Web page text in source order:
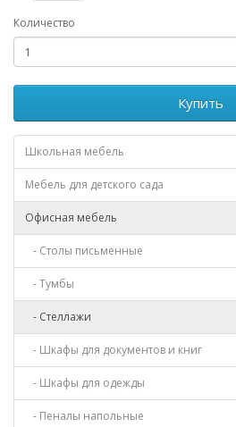
Количество
Купить
Школьная мебель
Мебель для детского сада
Офисная мебель
- Столы письменные
- Тумбы
- Стеллажи
- Шкафы для документов и книг
- Шкафы для одежды
- Пеналы напольные